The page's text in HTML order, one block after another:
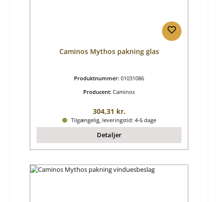
Caminos Mythos pakning glas
Produktnummer: 01031086
Producent: Caminos
Almindelig pris:
304,31 kr.
Tilgængelig, leveringstid: 4-6 dage
Detaljer